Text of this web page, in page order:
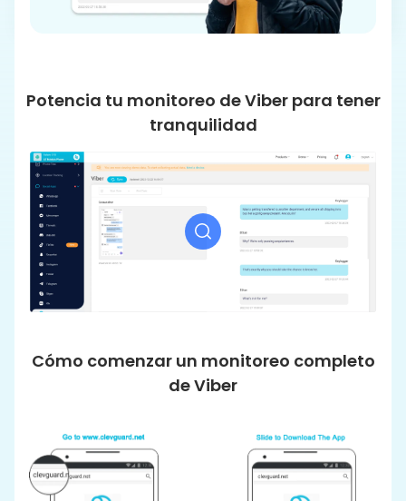
Potencia tu monitoreo de Viber para tener
tranquilidad
Cómo comenzar un monitoreo completo
de Viber